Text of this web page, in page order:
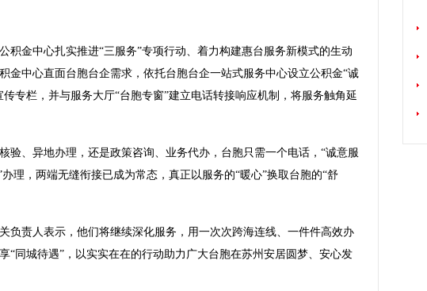
金中心扎实推进“三服务”专项行动、着力构建惠台服务新模式的生动
金中心直面台胞台企需求，依托台胞台企一站式服务中心设立公积金“诚
专栏，并与服务大厅“台胞专窗”建立电话转接响应机制，将服务触角延
、异地办理，还是政策咨询、业务代办，台胞只需一个电话，“诚意服
理，两端无缝衔接已成为常态，真正以服务的“暖心”换取台胞的“舒
责人表示，他们将继续深化服务，用一次次跨海连线、一件件高效办
“同城待遇”，以实实在在的行动助力广大台胞在苏州安居圆梦、安心发